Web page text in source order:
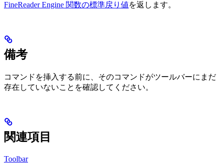
FineReader Engine 関数の標準戻り値を返します。
備考
コマンドを挿入する前に、そのコマンドがツールバーにまだ
存在していないことを確認してください。
関連項目
Toolbar